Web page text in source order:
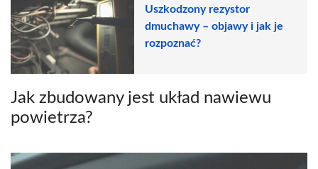
Uszkodzony rezystor
dmuchawy – objawy i jak je
rozpoznać?
Jak zbudowany jest układ nawiewu
powietrza?